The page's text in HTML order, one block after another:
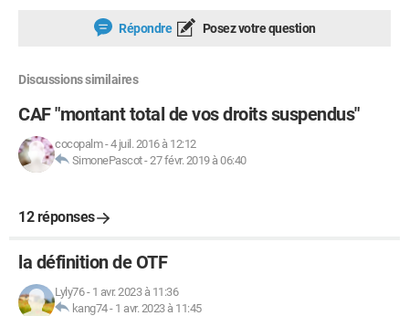
Répondre Posez votre question
Discussions similaires
CAF "montant total de vos droits suspendus"
cocopalm-4 juil. 2016 à 12:12
SimonePascot-27 févr. 2019 à 06:40
12 réponses
la définition de OTF
Lyly76- 1 avr. 2023 à 11:36
kang74- 1 avr. 2023 à 11:45